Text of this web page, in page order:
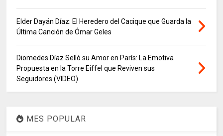
Elder Dayán Díaz: El Heredero del Cacique que Guarda la
Última Canción de Ómar Geles
Diomedes Díaz Selló su Amor en París: La Emotiva
Propuesta en la Torre Eiffel que Reviven sus
Seguidores (VIDEO)
MES POPULAR